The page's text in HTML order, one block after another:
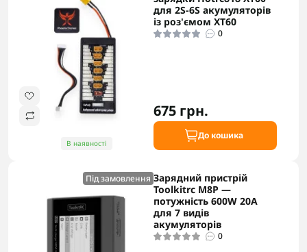
В наявності
для 2S-6S акумуляторів
із роз'ємом XT60
0
675 грн.
До кошика
Під замовлення Зарядний пристрій
Toolkitrc M8P —
потужність 600W 20A
для 7 видів
акумуляторів
0